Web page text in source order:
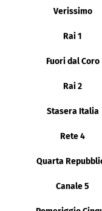
Verissimo
Rai 1
Fuori dal Coro
Rai 2
Stasera Italia
Rete 4
Quarta
Canale 5